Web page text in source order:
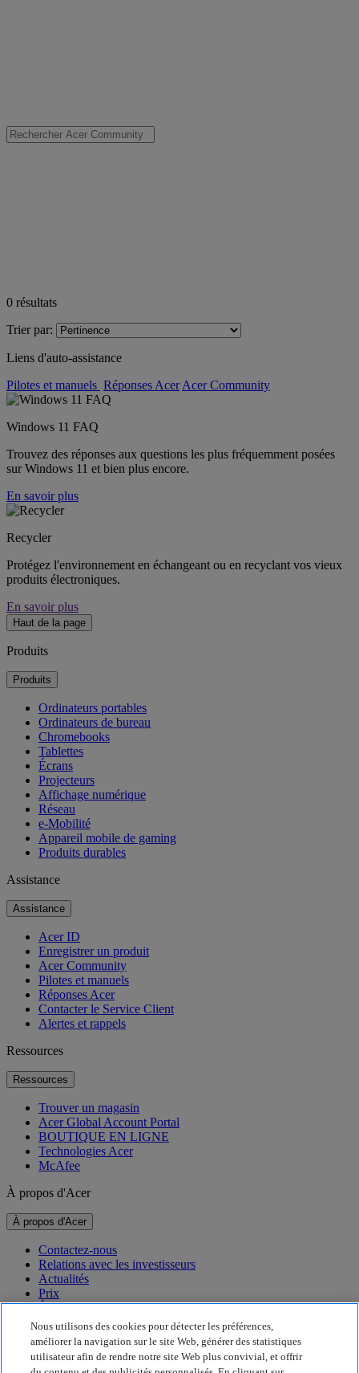
0 résultats
Trier par:
Liens d'auto-assistance
Pilotes et manuels Réponses Acer Acer Community
Windows 11 FAQ
Trouvez des réponses aux questions les plus fréquemment posées
sur Windows 11 et bien plus encore.
En savoir plus
Recycler
Protégez l'environnement en échangeant ou en recyclant vos vieux
produits électroniques.
En savoir plus
Haut de la page
Produits
Produits
Ordinateurs portables
Ordinateurs de bureau
Chromebooks
Tablettes
Écrans
Projecteurs
Affichage numérique
Réseau
e-Mobilité
Appareil mobile de gaming
Produits durables
Assistance
Assistance
Acer ID
Enregistrer un produit
Acer Community
Pilotes et manuels
Réponses Acer
Contacter le Service Client
Alertes et rappels
Ressources
Ressources
Trouver un magasin
Acer Global Account Portal
BOUTIQUE EN LIGNE
Technologies Acer
McAfee
À propos d'Acer
À propos d'Acer
Contactez-nous
Relations avec les investisseurs
Actualités
Prix
Événements
Développement durable
Développement durable
Nous utilisons des cookies pour détecter les préférences,
améliorer la navigation sur le site Web, générer des statistiques
utilisateur afin de rendre notre site Web plus convivial, et offrir